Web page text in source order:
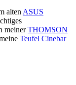
alten ASUS
meinerTHOMSON
Teufel Cinebar